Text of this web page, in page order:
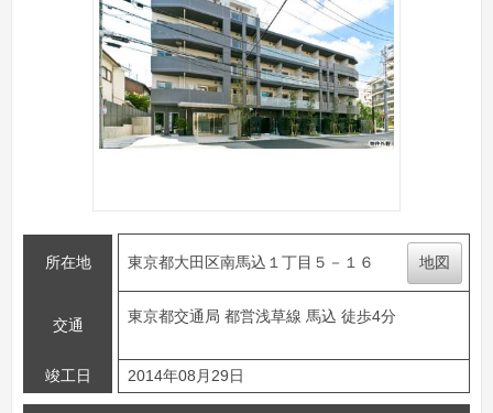
所在地 東京都大田区南馬込１丁目５－１６ 地図
交通
東京都交通局 都営浅草線 馬込 徒歩4分
竣工日 2014年08月29日